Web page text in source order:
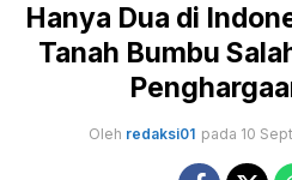
Hanya Dua di
Tanah Bumbu
Oleh redaksi01 pada 10